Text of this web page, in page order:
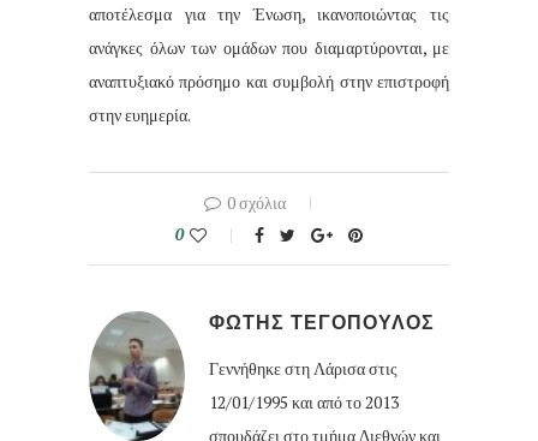
αποτέλεσμα για την Ένωση, ικανοποιώντας τις
ανάγκες όλων των ομάδων που διαμαρτύρονται, με
αναπτυξιακό πρόσημο και συμβολή στην επιστροφή
στην ευημερία.
0 σχόλια
0
ΦΩΤΗΣ ΤΕΓΟΠΟΥΛΟΣ
Γεννήθηκε στη Λάρισα στις
12/01/1995 και από το 2013
σπουδάζει στο τμήμα Διεθνών και